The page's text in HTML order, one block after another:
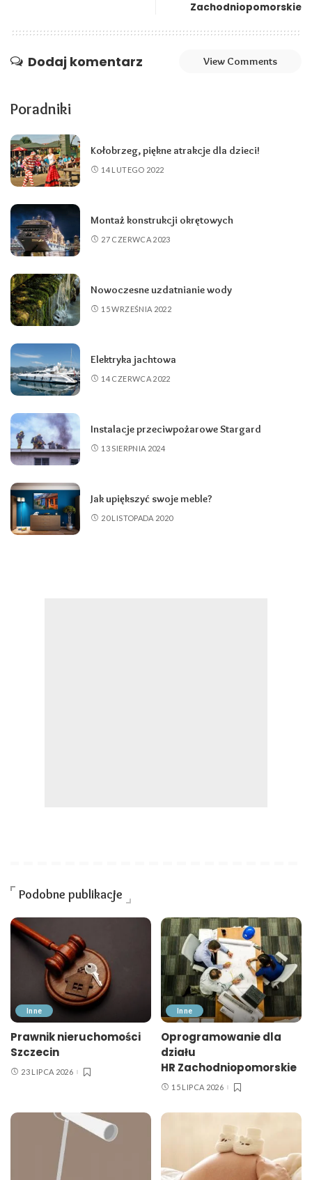
Zachodniopomorskie
Dodaj komentarz View Comments
Poradniki
Kołobrzeg, piękne atrakcje dla dzieci!
14 LUTEGO 2022
Montaż konstrukcji okrętowych
27 CZERWCA 2023
Nowoczesne uzdatnianie wody
15 WRZEŚNIA 2022
Elektryka jachtowa
14 CZERWCA 2022
Instalacje przeciwpożarowe Stargard
13 SIERPNIA 2024
Jak upiększyć swoje meble?
20 LISTOPADA 2020
Podobne publikacje
Inne
Prawnik nieruchomości
Szczecin
23 LIPCA 2026
Inne
Oprogramowanie dla
działu
HR Zachodniopomorskie
15 LIPCA 2026